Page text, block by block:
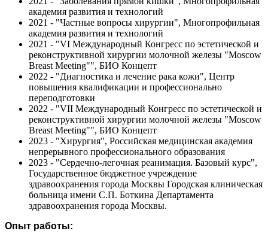
академия развития и технологий
2021 - "Частные вопросы хирургии", Многопрофильная
академия развития и технологий
2021 - "VI Международный Конгресс по эстетической и
реконструктивной хирургии молочной железы "Moscow
Breast Meeting"", БИО Концепт
2022 - "Диагностика и лечение рака кожи", Центр
повышения квалификации и профессионально
переподготовки
2022 - "VII Международный Конгресс по эстетической и
реконструктивной хирургии молочной железы "Moscow
Breast Meeting"", БИО Концепт
2023 - "Хирургия", Российская медицинская академия
непрерывного профессионального образования
2023 - "Сердечно-легочная реанимация. Базовый курс",
Государственное бюджетное учреждение
здравоохранения города Москвы Городская клиническая
больница имени С.П. Боткина Департамента
здравоохранения города Москвы.
Опыт работы: